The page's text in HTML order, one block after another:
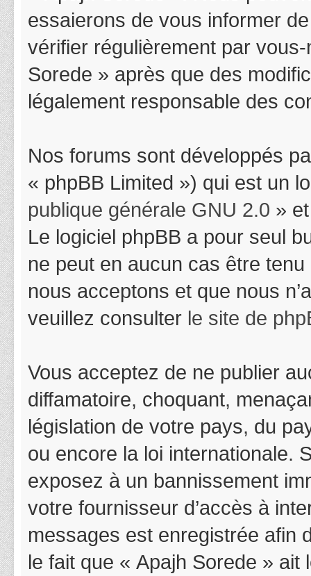
essaierons de vous informer
vérifier régulièrement par
Sorede » après que des
légalement responsable des
Nos forums sont développés
« phpBB Limited ») qui est un
publique générale GNU 2.0 »
Le logiciel phpBB a pour seul
ne peut en aucun cas être
nous acceptons et que nous
veuillez consulter le site de
Vous acceptez de ne publier
diffamatoire, choquant,
législation de votre pays, du
ou encore la loi internationale.
exposez à un bannissement
votre fournisseur d’accès à
messages est enregistrée afin
le fait que « Apajh Sorede »